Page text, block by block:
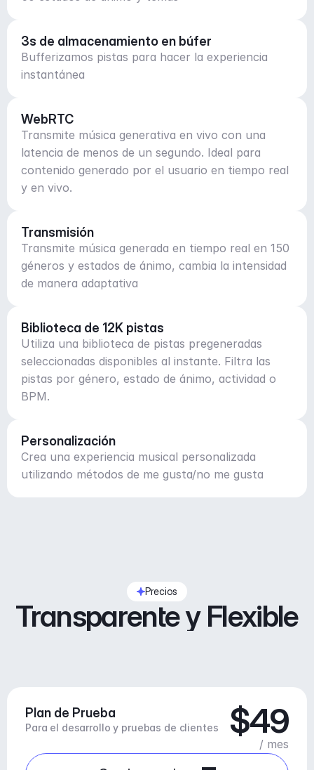
3s de almacenamiento en búfer
Bufferizamos pistas para hacer la experiencia
instantánea
WebRTC
Transmite música generativa en vivo con una
latencia de menos de un segundo. Ideal para
contenido generado por el usuario en tiempo real
y en vivo.
Transmisión
Transmite música generada en tiempo real en 150
géneros y estados de ánimo, cambia la intensidad
de manera adaptativa
Biblioteca de 12K pistas
Utiliza una biblioteca de pistas pregeneradas
seleccionadas disponibles al instante. Filtra las
pistas por género, estado de ánimo, actividad o
BPM.
Personalización
Crea una experiencia musical personalizada
utilizando métodos de me gusta/no me gusta
Precios
Transparente y Flexible
Plan de Prueba
Para el desarrollo y pruebas de clientes $49
/ mes